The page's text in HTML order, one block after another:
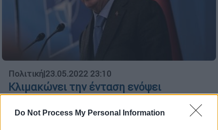
Do Not Process My Personal Information
Πολιτική|23.05.2022 23:10
Κλιμακώνει την ένταση ενόψει
πολιτικό επίπεδο και νέες